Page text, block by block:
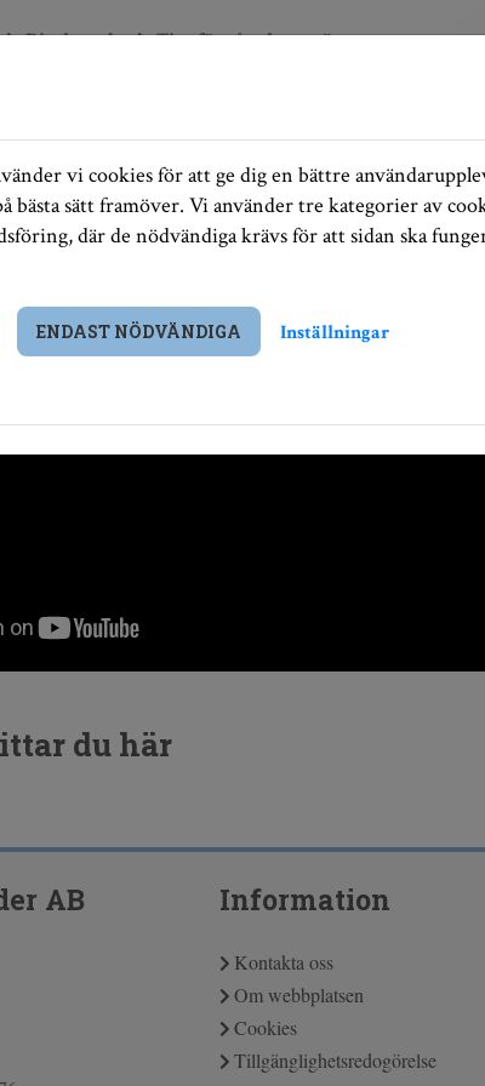
Ditt boende
Tips för våra hyresgäster
du här
AB Information
Kontakta oss
Om webbplatsen
Cookies
Tillgänglighetsredogörelse
vi cookies för att ge dig en bättre
bästa sätt framöver. Vi använder tre kategorier av
där de nödvändiga krävs för att sidan ska
ENDAST NÖDVÄNDIGA Inställningar